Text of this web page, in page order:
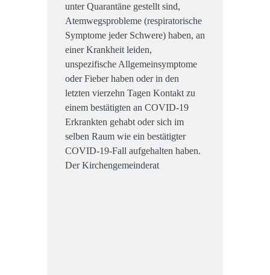
unter Quarantäne gestellt sind,
Atemwegsprobleme (respiratorische
Symptome jeder Schwere) haben, an
einer Krankheit leiden,
unspezifische Allgemeinsymptome
oder Fieber haben oder in den
letzten vierzehn Tagen Kontakt zu
einem bestätigten an COVID-19
Erkrankten gehabt oder sich im
selben Raum wie ein bestätigter
COVID-19-Fall aufgehalten haben.
Der Kirchengemeinderat